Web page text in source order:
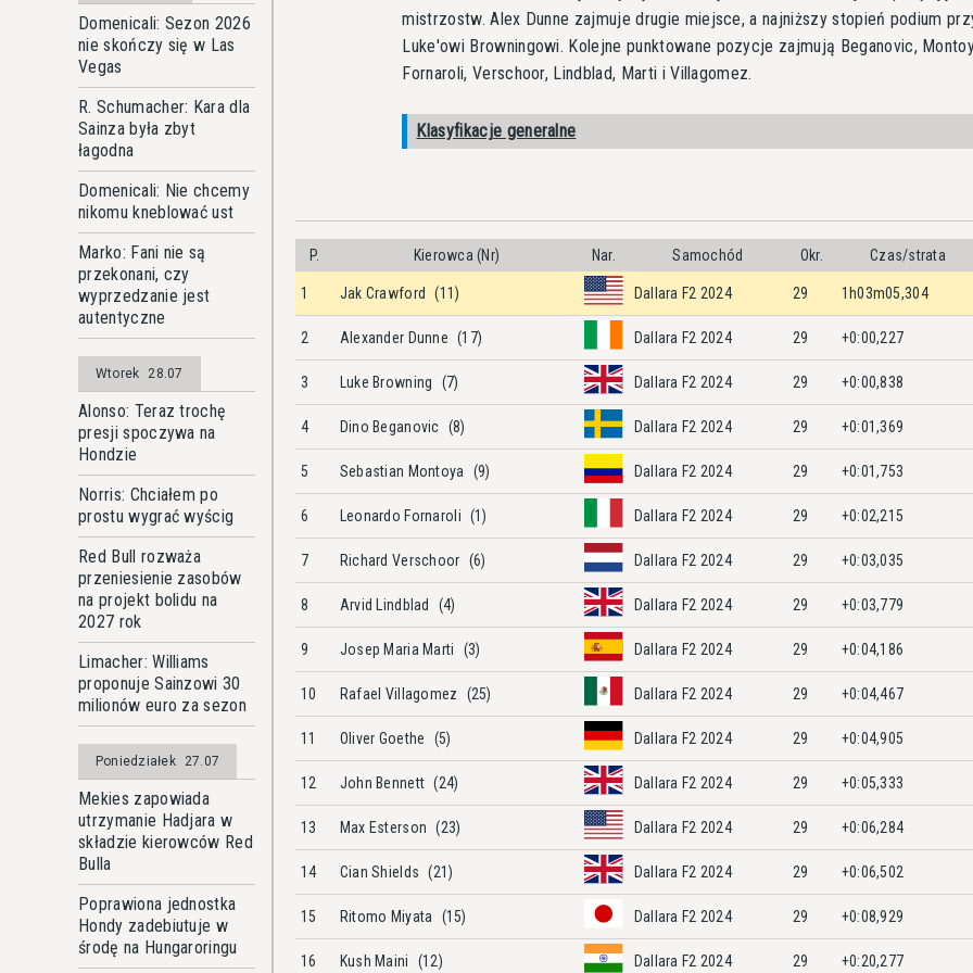
Domenicali: Sezon 2026
nie skończy się w Las
Vegas
R. Schumacher: Kara dla
Sainza była zbyt
łagodna
Domenicali: Nie chcemy
nikomu kneblować ust
Marko: Fani nie są
przekonani, czy
wyprzedzanie jest
autentyczne
Wtorek 28.07
Alonso: Teraz trochę
presji spoczywa na
Hondzie
Norris: Chciałem po
prostu wygrać wyścig
Red Bull rozważa
przeniesienie zasobów
na projekt bolidu na
2027 rok
Limacher: Williams
proponuje Sainzowi 30
milionów euro za sezon
Poniedziałek 27.07
Mekies zapowiada
utrzymanie Hadjara w
składzie kierowców Red
Bulla
Poprawiona jednostka
Hondy zadebiutuje w
środę na Hungaroringu
mistrzostw. Alex Dunne zajmuje drugie miejsce, a najniższy stopień podium
Luke'owi Browningowi. Kolejne punktowane pozycje zajmują Beganovic,
Fornaroli, Verschoor, Lindblad, Marti i Villagomez.
Klasyfikacje generalne
P. Kierowca (Nr) Nar. Samochód Okr. Czas/strata
1 Jak Crawford (11) Dallara F2 2024 29 1h03m05,304
2 Alexander Dunne (17) Dallara F2 2024 29 +0:00,227
3 Luke Browning (7) Dallara F2 2024 29 +0:00,838
4 Dino Beganovic (8) Dallara F2 2024 29 +0:01,369
5 Sebastian Montoya (9) Dallara F2 2024 29 +0:01,753
6 Leonardo Fornaroli (1) Dallara F2 2024 29 +0:02,215
7 Richard Verschoor (6) Dallara F2 2024 29 +0:03,035
8 Arvid Lindblad (4) Dallara F2 2024 29 +0:03,779
9 Josep Maria Marti (3) Dallara F2 2024 29 +0:04,186
10 Rafael Villagomez (25) Dallara F2 2024 29 +0:04,467
11 Oliver Goethe (5) Dallara F2 2024 29 +0:04,905
12 John Bennett (24) Dallara F2 2024 29 +0:05,333
13 Max Esterson (23) Dallara F2 2024 29 +0:06,284
14 Cian Shields (21) Dallara F2 2024 29 +0:06,502
15 Ritomo Miyata (15) Dallara F2 2024 29 +0:08,929
16 Kush Maini (12) Dallara F2 2024 29 +0:20,277